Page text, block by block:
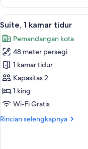
Studio
Suite
Lihat
semua
foto
untuk
Suite,
1
kamar
tidur
7
Suite, 1 kamar tidur
Pemandangan kota
48 meter persegi
1 kamar tidur
Kapasitas 2
1 king
Wi-Fi Gratis
Rincian selengkapnya
Rincian